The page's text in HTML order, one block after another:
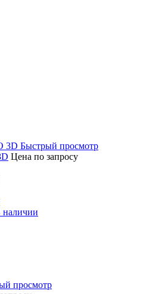
Быстрый просмотр
Цена по запросу
наличии
просмотр